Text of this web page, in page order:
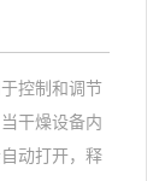
控制和调节
干燥设备内
动打开，释